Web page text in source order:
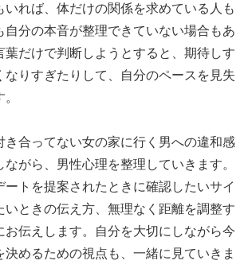
いれば、体だけの関係を求めている人も
自分の本音が整理できていない場合もあ
葉だけで判断しようとすると、期待しす
なりすぎたりして、自分のペースを見失
き合ってない女の家に行く男への違和感
がら、男性心理を整理していきます。
ートを提案されたときに確認したいサイ
いときの伝え方、無理なく距離を調整す
お伝えします。自分を大切にしながら今
決めるための視点も、一緒に見ていきま